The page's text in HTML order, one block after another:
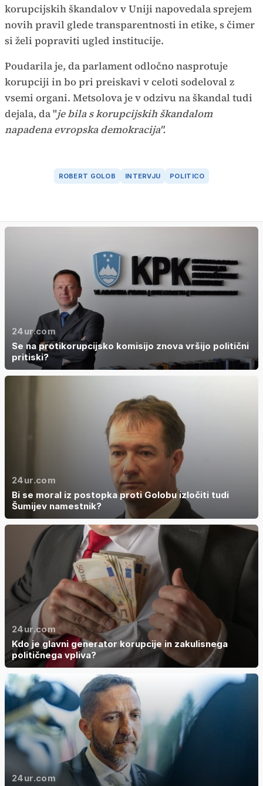
korupcijskih škandalov v Uniji napovedala sprejem
novih pravil glede transparentnosti in etike, s čimer
si želi popraviti ugled institucije.
Poudarila je, da parlament odločno nasprotuje
korupciji in bo pri preiskavi v celoti sodeloval z
vsemi organi. Metsolova je v odzivu na škandal tudi
dejala, da "je bila s korupcijskih škandalom
napadena evropska demokracija".
ROBERT GOLOB INTERVJU POLITICO
24ur.com
Se na protikorupcijsko komisijo znova vršijo politični
pritiski?
24ur.com
Bi se moral iz postopka proti Golobu izločiti tudi
Šumijev namestnik?
24ur.com
Kdo je glavni generator korupcije in zakulisnega
političnega vpliva?
24ur.com